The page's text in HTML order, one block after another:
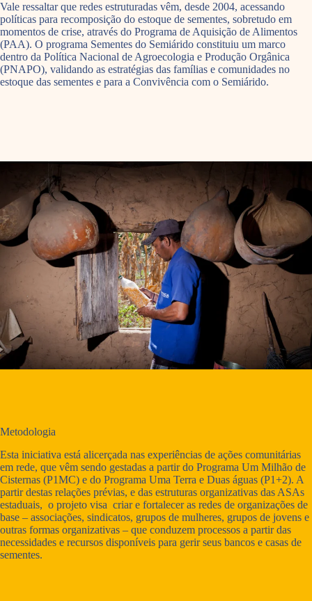
Vale ressaltar que redes estruturadas vêm, desde 2004, acessando
políticas para recomposição do estoque de sementes, sobretudo em
momentos de crise, através do Programa de Aquisição de Alimentos
(PAA). O programa Sementes do Semiárido constituiu um marco
dentro da Política Nacional de Agroecologia e Produção Orgânica
(PNAPO), validando as estratégias das famílias e comunidades no
estoque das sementes e para a Convivência com o Semiárido.
Metodologia
Esta iniciativa está alicerçada nas experiências de ações comunitárias
em rede, que vêm sendo gestadas a partir do Programa Um Milhão de
Cisternas (P1MC) e do Programa Uma Terra e Duas águas (P1+2). A
partir destas relações prévias, e das estruturas organizativas das ASAs
estaduais, o projeto visa criar e fortalecer as redes de organizações de
base – associações, sindicatos, grupos de mulheres, grupos de jovens e
outras formas organizativas – que conduzem processos a partir das
necessidades e recursos disponíveis para gerir seus bancos e casas de
sementes.